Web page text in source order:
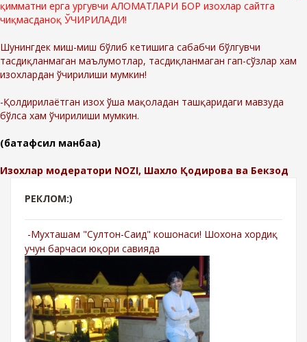
қимматни ерга ургувчи АЛОМАТЛАРИ БОР изохлар сайтга
чиқмасданоқ ЎЧИРИЛАДИ!
Шунингдек миш-миш бўлиб кетишига сабабчи бўлгувчи
тасдиқланмаган маълумотлар, тасдиқланмаган гап-сўзлар хам
изохлардан ўчирилиши мумкин!
-Қолдирилаётган изох ўша мақоладан ташқаридаги мавзуда
бўлса хам ўчирилиши мумкин.
(батафсил манбаа)
Изохлар модератори NOZI, Шахло Қодирова ва Бекзод
РЕКЛОМ:)
-Мухташам "Султон-Саид" кошонаси! Шохона хордиқ
учун барчаси юқори савияда